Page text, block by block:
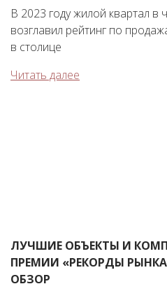
В 2023 году жилой квартал в
возглавил рейтинг по
в столице
Читать далее
ЛУЧШИЕ ОБЪЕКТЫ И
ПРЕМИИ «РЕКОРДЫ
ОБЗОР